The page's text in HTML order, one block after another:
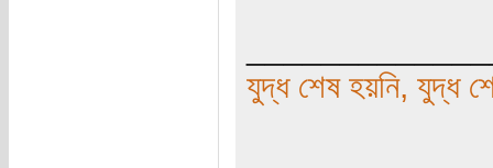
যুদ্ধ শেষ হয়নি, যুদ্ধ